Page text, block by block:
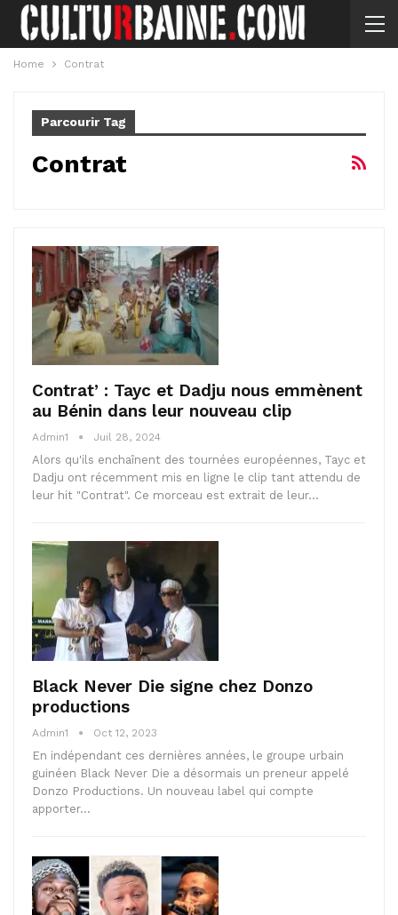
Home Contrat
Parcourir Tag
Contrat
Contrat’ : Tayc et Dadju nous emmènent
au Bénin dans leur nouveau clip
Admin1 Juil 28, 2024
Alors qu'ils enchaînent des tournées européennes, Tayc et
Dadju ont récemment mis en ligne le clip tant attendu de
leur hit "Contrat". Ce morceau est extrait de leur…
Black Never Die signe chez Donzo
productions
Admin1 Oct 12, 2023
En indépendant ces dernières années, le groupe urbain
guinéen Black Never Die a désormais un preneur appelé
Donzo Productions. Un nouveau label qui compte
apporter…